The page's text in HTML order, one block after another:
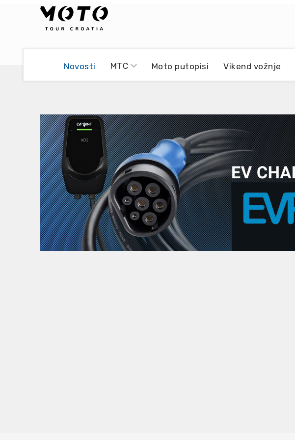
Novosti MTC Moto putopisi Vikend vožnje
Moto servisi
Impressum
Damir Pritišanac - Prile
Dario Dinter - Moto TOZ
Igor Kreč - UmPaDrum
Igor Kukec Brmbi
Slaven Gajdek
MTC - Moto Tour Croatia
Moto putopisi
Vikend vožnje
Zanimljivost